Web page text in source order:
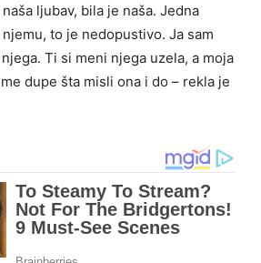
ljubav, bila je naša. Jedna
to je nedopustivo. Ja sam
Ti si meni njega uzela, a moja
dupe šta misli ona i do – rekla je